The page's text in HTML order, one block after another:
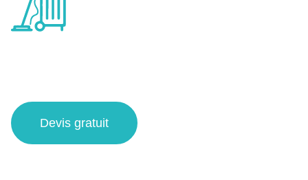
Devis gratuit